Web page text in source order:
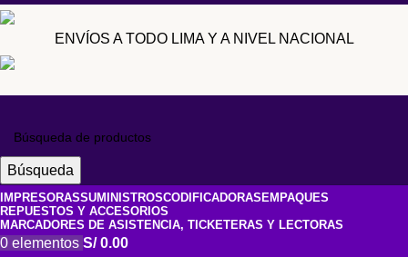
ENVÍOS A TODO LIMA Y A NIVEL NACIONAL
Búsqueda
IMPRESORASSUMINISTROSCODIFICADORAS EMPAQUES
REPUESTOS Y ACCESORIOS
MARCADORES DE ASISTENCIA, TICKETERAS Y LECTORAS
0 elementos S/0.00